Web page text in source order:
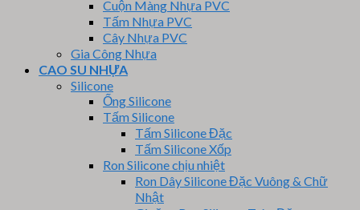
Cuộn Màng Nhựa PVC
Tấm Nhựa PVC
Cây Nhựa PVC
Gia Công Nhựa
CAO SU NHỰA
Silicone
Ống Silicone
Tấm Silicone
Tấm Silicone Đặc
Tấm Silicone Xốp
Ron Silicone chịu nhiệt
Ron Dây Silicone Đặc Vuông & Chữ
Nhật